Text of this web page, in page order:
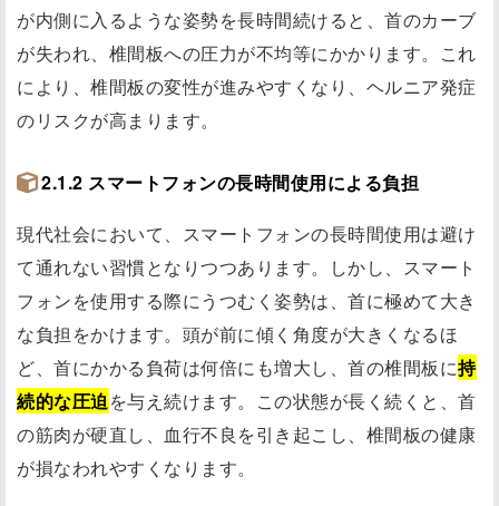
が内側に入るような姿勢を長時間続けると、首のカーブ
が失われ、椎間板への圧力が不均等にかかります。これ
により、椎間板の変性が進みやすくなり、ヘルニア発症
のリスクが高まります。
2.1.2 スマートフォンの長時間使用による負担
現代社会において、スマートフォンの長時間使用は避け
て通れない習慣となりつつあります。しかし、スマート
フォンを使用する際にうつむく姿勢は、首に極めて大き
な負担をかけます。頭が前に傾く角度が大きくなるほ
ど、首にかかる負荷は何倍にも増大し、首の椎間板に持
続的な圧迫を与え続けます。この状態が長く続くと、首
の筋肉が硬直し、血行不良を引き起こし、椎間板の健康
が損なわれやすくなります。